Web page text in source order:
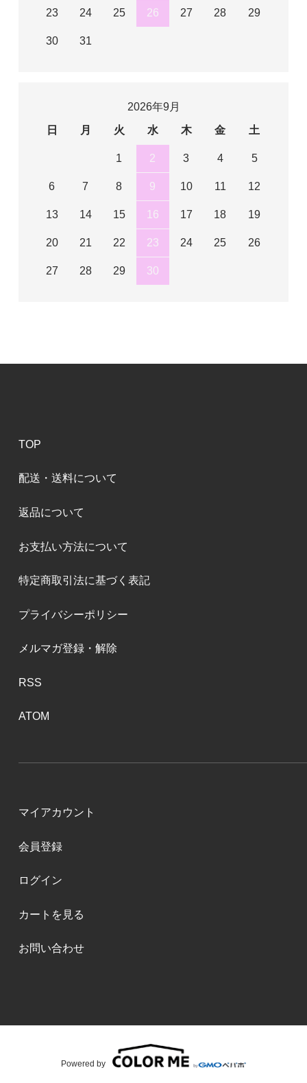
23 24 25 26 27 28 29
30 31
2026年9月
日
月 火 水 木 金 土
1 2 3 4 5
6 7 8 9 10 11 12
13 14 15 16 17 18 19
20 21 22 23 24 25 26
27 28 29 30
TOP
配送・送料について
返品について
お支払い方法について
特定商取引法に基づく表記
プライバシーポリシー
メルマガ登録・解除
RSS
ATOM
マイアカウント
会員登録
ログイン
カートを見る
お問い合わせ
Powered by